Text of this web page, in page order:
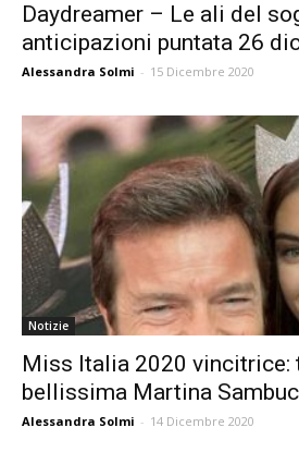
Daydreamer – Le ali del
anticipazioni puntata 26
Alessandra Solmi - 15 Dicembre 2020
Notizie
Miss Italia 2020 vincitrice:
bellissima Martina
Alessandra Solmi - 14 Dicembre 2020